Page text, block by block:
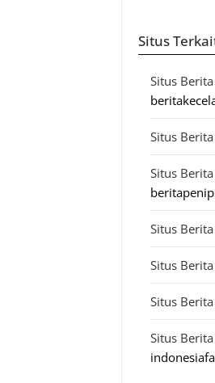
Situs
Situs
Situs
Situs
Situs
Situs
Situs
Situs